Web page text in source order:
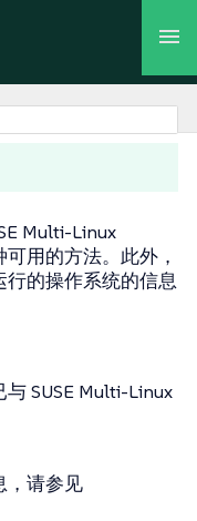
Multi-Linux
用的方法。此外，
的操作系统的信息
SUSE Multi-Linux
，请参见